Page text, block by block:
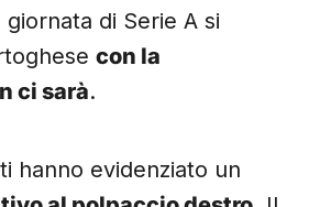
di Serie A si
con la
ci sarà.
hanno evidenziato un